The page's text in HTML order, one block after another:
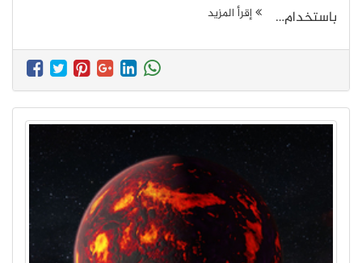
باستخدام… إقرأ المزيد